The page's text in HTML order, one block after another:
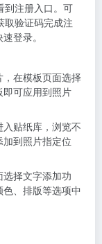
到注册入口。可
取验证码完成注
登录。
，在模板页面选择
可应用到照片
入贴纸库，浏览不
到照片指定位
选择文字添加功
、排版等选项中